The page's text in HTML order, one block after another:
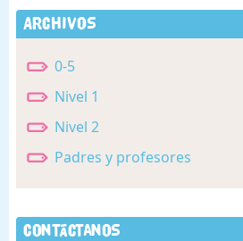
Archivos
0-5
Nivel 1
Nivel 2
Padres y profesores
Contáctanos